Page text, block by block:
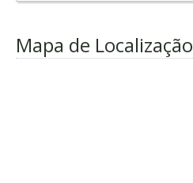
Mapa de Localização